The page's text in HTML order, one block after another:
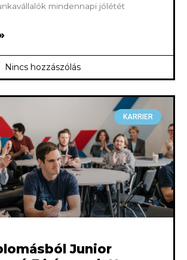
mindennapi jólétét
Nincs hozzászólás
KARRIER
Junior